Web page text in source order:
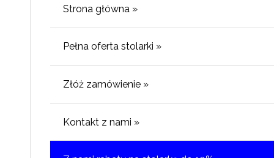
Strona główna »
Pełna oferta stolarki »
Złóż zamówienie »
Kontakt z nami »